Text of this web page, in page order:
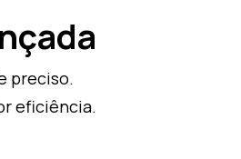
preciso.
eficiência.